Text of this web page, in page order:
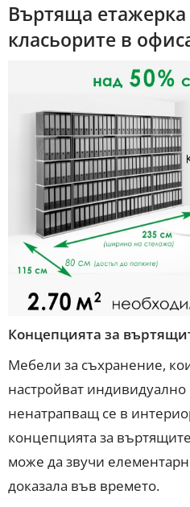
Въртяща етажерка
класьорите в
Концепцията за
Мебели за съхранение,
настройват
ненатрапващ се в
концепцията за
може да звучи
доказала във времето.